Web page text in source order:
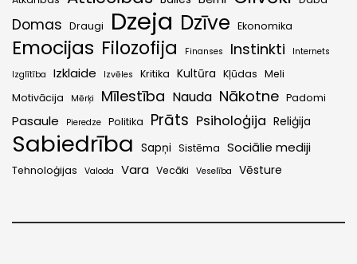
Domas Draugi Dzeja Dzīve Ekonomika
Emocijas Filozofija Finanses Instinkti
Internets
Izglītība
Izklaide Izvēles Kritika Kultūra Kļūdas Meli
Motivācija
Mērķi Mīlestība Nauda Nākotne Padomi
Pasaule Pieredze Politika Prāts Psiholoģija Reliģija
Sabiedrība Sapņi Sistēma Sociālie mediji
Tehnoloģijas Valoda Vara Vecāki Veselība Vēsture